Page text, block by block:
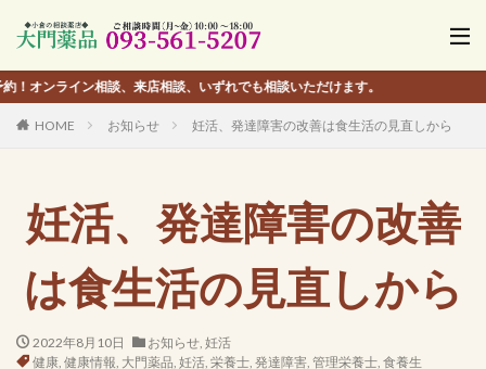
相談、来店相談、いずれでも相談いただけます。
HOME お知らせ 妊活、発達障害の改善は食生活の見直しから
妊活、発達障害の改善
は食生活の見直しから
2022年8月10日 お知らせ, 妊活
健康, 健康情報, 大門薬品, 妊活, 栄養士, 発達障害, 管理栄養士, 食養生